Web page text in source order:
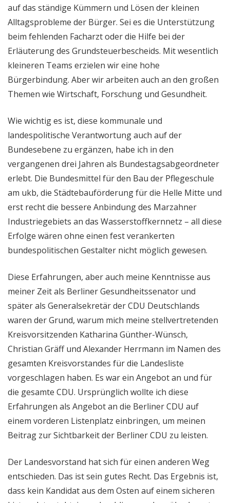
auf das ständige Kümmern und Lösen der kleinen
Alltagsprobleme der Bürger. Sei es die Unterstützung
beim fehlenden Facharzt oder die Hilfe bei der
Erläuterung des Grundsteuerbescheids. Mit wesentlich
kleineren Teams erzielen wir eine hohe
Bürgerbindung. Aber wir arbeiten auch an den großen
Themen wie Wirtschaft, Forschung und Gesundheit.
Wie wichtig es ist, diese kommunale und
landespolitische Verantwortung auch auf der
Bundesebene zu ergänzen, habe ich in den
vergangenen drei Jahren als Bundestagsabgeordneter
erlebt. Die Bundesmittel für den Bau der Pflegeschule
am ukb, die Städtebauförderung für die Helle Mitte und
erst recht die bessere Anbindung des Marzahner
Industriegebiets an das Wasserstoffkernnetz – all diese
Erfolge wären ohne einen fest verankerten
bundespolitischen Gestalter nicht möglich gewesen.
Diese Erfahrungen, aber auch meine Kenntnisse aus
meiner Zeit als Berliner Gesundheitssenator und
später als Generalsekretär der CDU Deutschlands
waren der Grund, warum mich meine stellvertretenden
Kreisvorsitzenden Katharina Günther-Wünsch,
Christian Gräff und Alexander Herrmann im Namen des
gesamten Kreisvorstandes für die Landesliste
vorgeschlagen haben. Es war ein Angebot an und für
die gesamte CDU. Ursprünglich wollte ich diese
Erfahrungen als Angebot an die Berliner CDU auf
einem vorderen Listenplatz einbringen, um meinen
Beitrag zur Sichtbarkeit der Berliner CDU zu leisten.
Der Landesvorstand hat sich für einen anderen Weg
entschieden. Das ist sein gutes Recht. Das Ergebnis ist,
dass kein Kandidat aus dem Osten auf einem sicheren